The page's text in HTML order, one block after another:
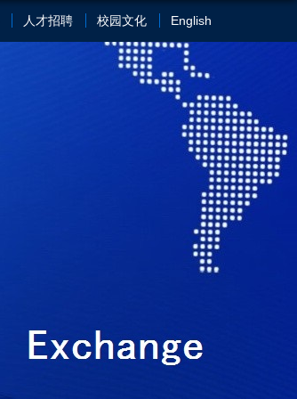
人才招聘 校园文化 English